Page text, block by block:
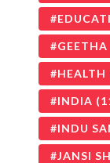
HEALTH
INDIA
INDU
JANSI